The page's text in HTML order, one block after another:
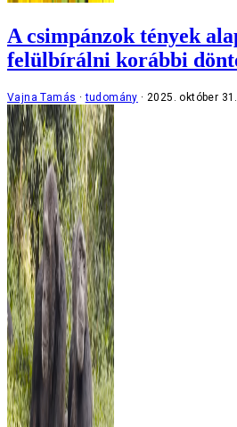
A csimpánzok tények
felülbírálni korábbi
Vajna Tamás tudomány 2025. október 31.